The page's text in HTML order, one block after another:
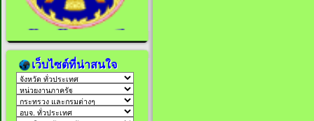
เว็บไซต์ที่น่าสนใจ